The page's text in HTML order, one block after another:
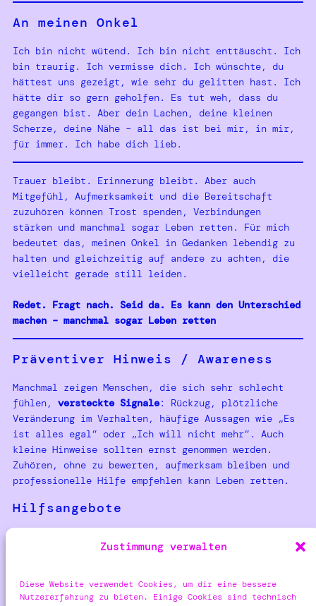
Zustimmung verwalten
Diese Website verwendet Cookies, um dir eine bessere
Nutzererfahrung zu bieten. Einige Cookies sind technisch
An meinen Onkel
Ich bin nicht wütend. Ich bin nicht enttäuscht. Ich
bin traurig. Ich vermisse dich. Ich wünschte, du
hättest uns gezeigt, wie sehr du gelitten hast. Ich
hätte dir so gern geholfen. Es tut weh, dass du
gegangen bist. Aber dein Lachen, deine kleinen
Scherze, deine Nähe – all das ist bei mir, in mir,
für immer. Ich habe dich lieb.
Trauer bleibt. Erinnerung bleibt. Aber auch
Mitgefühl, Aufmerksamkeit und die Bereitschaft
zuzuhören können Trost spenden, Verbindungen
stärken und manchmal sogar Leben retten. Für mich
bedeutet das, meinen Onkel in Gedanken lebendig zu
halten und gleichzeitig auf andere zu achten, die
vielleicht gerade still leiden.
Redet. Fragt nach. Seid da. Es kann den Unterschied
machen – manchmal sogar Leben retten
Präventiver Hinweis / Awareness
Manchmal zeigen Menschen, die sich sehr schlecht
fühlen, versteckte Signale: Rückzug, plötzliche
Veränderung im Verhalten, häufige Aussagen wie „Es
ist alles egal“ oder „Ich will nicht mehr“. Auch
kleine Hinweise sollten ernst genommen werden.
Zuhören, ohne zu bewerten, aufmerksam bleiben und
professionelle Hilfe empfehlen kann Leben retten.
Hilfsangebote
Lesen dieses Textes schwerfällt:
/ 0800 111 0 222 – rund um die Uhr, anonym und